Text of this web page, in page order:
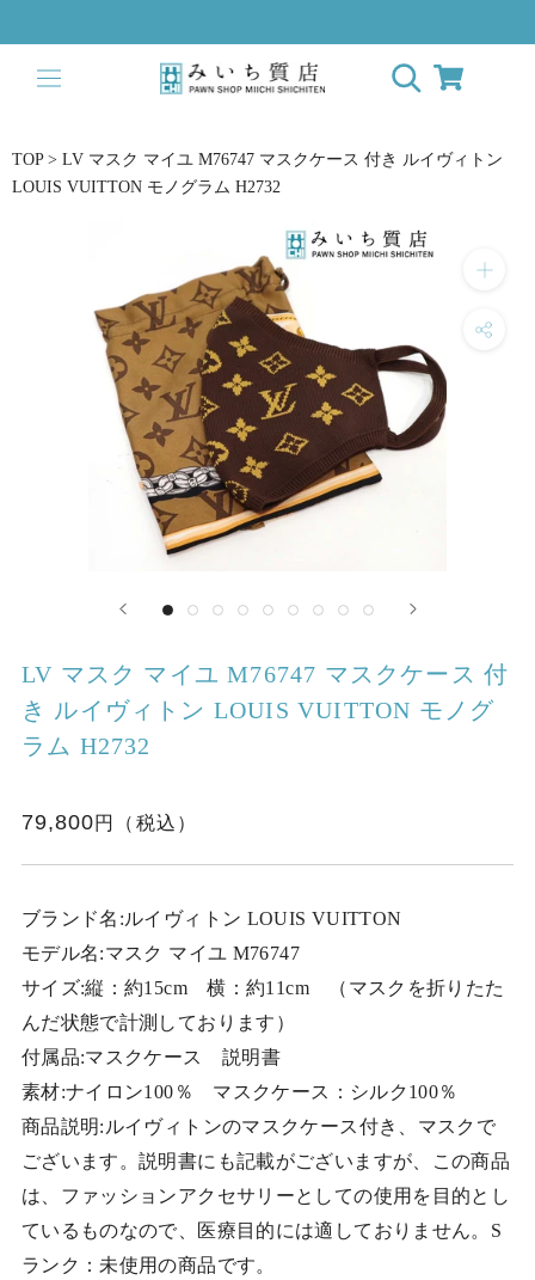
キ
て
コ
TOP > LV マスク マイユ M76747 マスクケース 付き ルイヴィトン
LOUIS VUITTON モノグラム H2732
LV マスク マイユ M76747 マスクケース 付
き ルイヴィトン LOUIS VUITTON モノグ
ラム H2732
79,800
ブランド名:ルイヴィトン LOUIS VUITTON
モデル名:マスク マイユ M76747
サイズ:縦：約15cm 横：約11cm （マスクを折りたた
んだ状態で計測しております）
付属品:マスクケース 説明書
素材:ナイロン100％ マスクケース：シルク100％
商品説明:ルイヴィトンのマスクケース付き、マスクで
ございます。説明書にも記載がございますが、この商品
は、ファッションアクセサリーとしての使用を目的とし
ているものなので、医療目的には適しておりません。S
ランク：未使用の商品です。